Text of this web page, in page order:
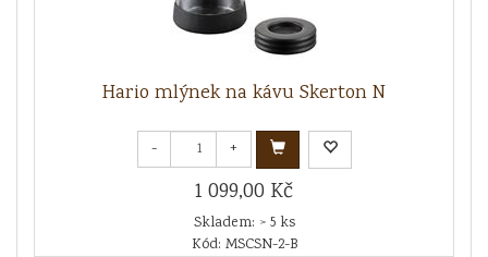
Hario mlýnek na kávu Skerton N
- +
1 099,00 Kč
Skladem: > 5 ks
Kód: MSCSN-2-B